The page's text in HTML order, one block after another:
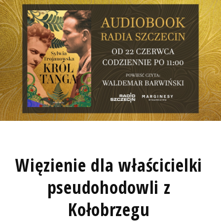
Więzienie dla właścicielki
pseudohodowli z
Kołobrzegu